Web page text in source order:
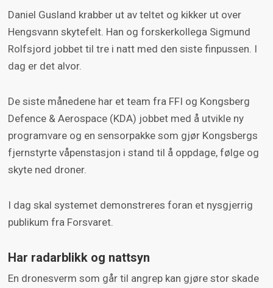
Daniel Gusland krabber ut av teltet og kikker ut over
Hengsvann skytefelt. Han og forskerkollega Sigmund
Rolfsjord jobbet til tre i natt med den siste finpussen. I
dag er det alvor.
De siste månedene har et team fra FFI og Kongsberg
Defence & Aerospace (KDA) jobbet med å utvikle ny
programvare og en sensorpakke som gjør Kongsbergs
fjernstyrte våpenstasjon i stand til å oppdage, følge og
skyte ned droner.
I dag skal systemet demonstreres foran et nysgjerrig
publikum fra Forsvaret.
Har radarblikk og nattsyn
En dronesverm som går til angrep kan gjøre stor skade